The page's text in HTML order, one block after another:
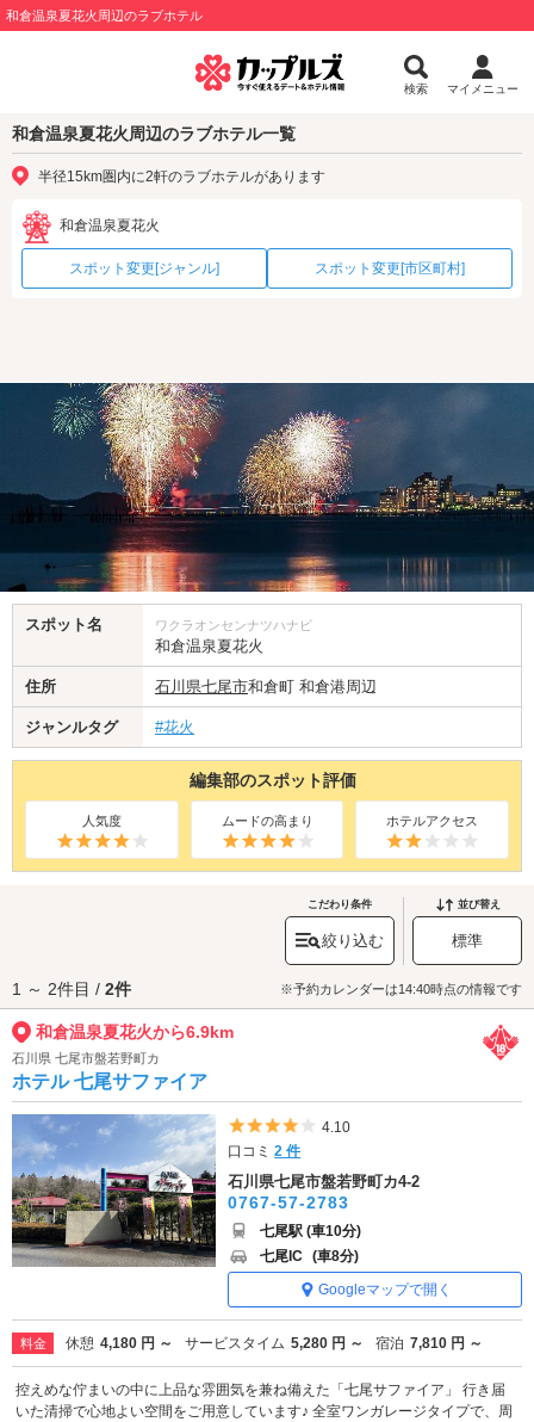
和倉温泉夏花火周辺のラブホテル
検索 マイメニュー
和倉温泉夏花火周辺のラブホテル一覧
半径15km圏内に2軒のラブホテルがあります
和倉温泉夏花火
スポット変更[ジャンル] スポット変更[市区町村]
スポット名 ワクラオンセンナツハナビ
和倉温泉夏花火
住所 石川県七尾市和倉町 和倉港周辺
ジャンルタグ #花火
編集部のスポット評価
人気度 ムードの高まり ホテルアクセス
こだわり条件
絞り込む
並び替え
標準
1 ～ 2件目 / 2件 ※予約カレンダーは14:40時点の情報です
和倉温泉夏花火から6.9km
石川県 七尾市盤若野町カ
ホテル 七尾サファイア
5つ星のうち4
4.10
口コミ2 件
石川県七尾市盤若野町カ4-2
0767-57-2783
七尾駅 (車10分)
七尾IC (車8分)
Googleマップで開く
料金 休憩 4,180 円 ～ サービスタイム 5,280 円 ～ 宿泊 7,810 円 ～
控えめな佇まいの中に上品な雰囲気を兼ね備えた「七尾サファイア」 行き届
いた清掃で心地よい空間をご用意しています♪ 全室ワンガレージタイプで、周